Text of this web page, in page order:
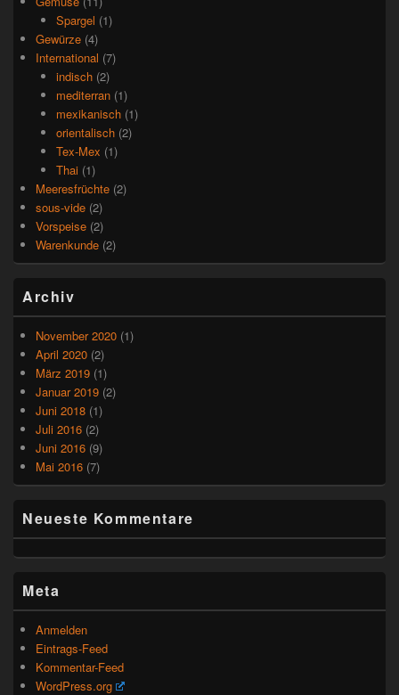
Spargel (1)
Gewürze (4)
International (7)
indisch(2)
mediterran(1)
mexikanisch(1)
orientalisch(2)
Tex-Mex (1)
Thai(1)
Meeresfrüchte (2)
sous-vide (2)
Vorspeise (2)
Warenkunde (2)
Archiv
November 2020 (1)
April 2020 (2)
März 2019 (1)
Januar 2019 (2)
Juni 2018 (1)
Juli 2016 (2)
Juni 2016 (9)
Mai 2016 (7)
Neueste Kommentare
Meta
Anmelden
Eintrags-Feed
Kommentar-Feed
WordPress.org